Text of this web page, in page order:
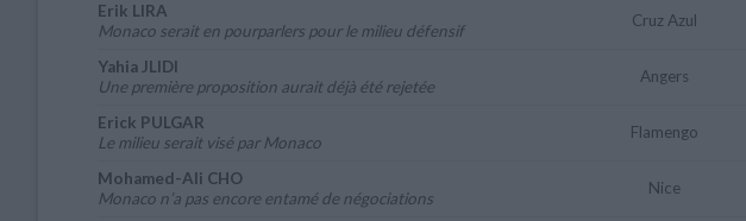
Erik LIRA
Monaco serait en pourparlers pour le milieu défensif
Cruz Azul
Yahia JLIDI
Une première proposition aurait déjà été rejetée
Angers
Erick PULGAR
Le milieu serait visé par Monaco
Flamengo
Mohamed-Ali CHO
Monaco n’a pas encore entamé de négociations
Nice